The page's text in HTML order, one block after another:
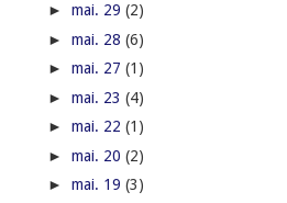
► mai. 29 (2)
► mai. 28 (6)
► mai. 27 (1)
► mai. 23 (4)
► mai. 22 (1)
► mai. 20 (2)
► mai. 19 (3)